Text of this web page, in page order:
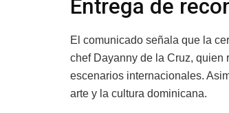
Entrega de
El comunicado señala que la
chef Dayanny de la Cruz, quien
escenarios internacionales.
arte y la cultura dominicana.